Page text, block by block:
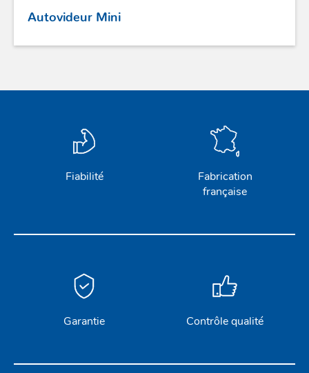
Autovideur Mini
Fiabilité
Fabrication
française
Garantie Contrôle qualité